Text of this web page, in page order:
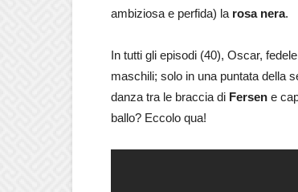
ambiziosa e perfida) la rosa nera.
In tutti gli episodi (40), Oscar,
maschili; solo in una puntata della
danza tra le braccia di Fersen e
ballo? Eccolo qua!